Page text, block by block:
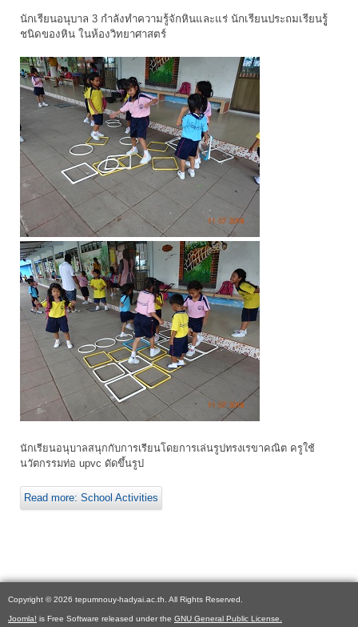
นักเรียนอนุบาล 3 กำลังทำความรู้จักหินและแร่ นักเรียนประถมเรียนรูู้
ชนิดของหิน ในห้องวิทยาศาสตร์
นักเรียนอนุบาลสนุกกับการเรียนโดยการเล่นรูปทรงเรขาคณิต ครูใช้
นวัตกรรมท่อ upvc ดัดขึ้นรูป
Read more: School Activities
Copyright © 2026 tepumnouy-hadyai.ac.th. All Rights Reserved.
Joomla! is Free Software released under the GNU General Public License.